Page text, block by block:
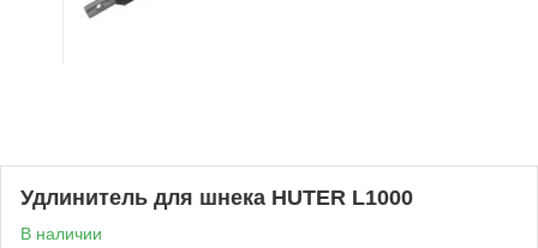
Удлинитель для шнека HUTER L1000
В наличии